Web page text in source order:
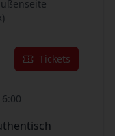
Tickets